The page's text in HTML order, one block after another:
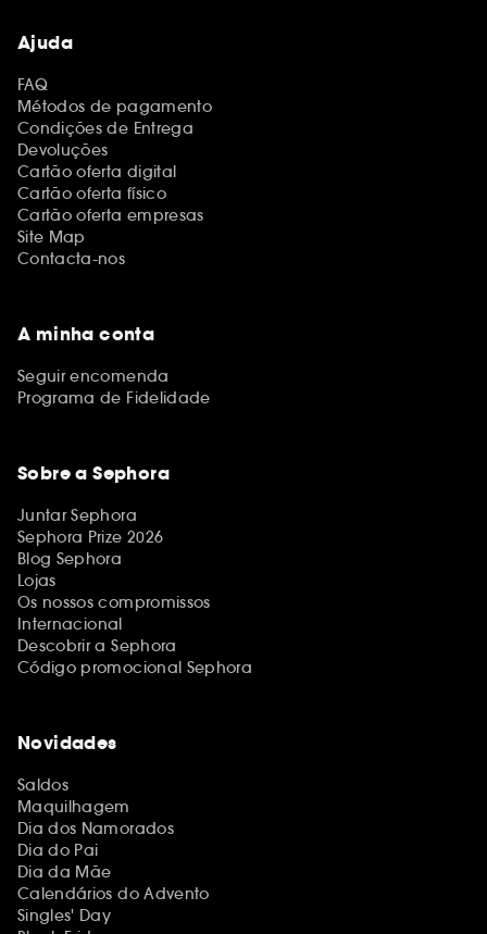
Ajuda
FAQ
Métodos de pagamento
Condições de Entrega
Devoluções
Cartão oferta digital
Cartão oferta físico
Cartão oferta empresas
Site Map
Contacta-nos
A minha conta
Seguir encomenda
Programa de Fidelidade
Sobre a Sephora
Juntar Sephora
Sephora Prize 2026
Blog Sephora
Lojas
Os nossos compromissos
Internacional
Descobrir a Sephora
Código promocional Sephora
Novidades
Saldos
Maquilhagem
Dia dos Namorados
Dia do Pai
Dia da Mãe
Calendários do Advento
Singles' Day